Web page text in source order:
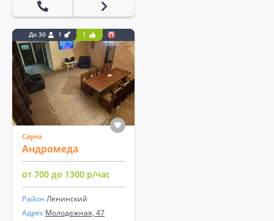
До 30 1 1
Сауна
Андромеда
от 700 до 1300 р/час
Район Ленинский
Адрес Молодежная, 47